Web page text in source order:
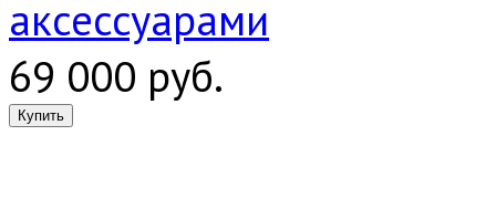
аксессуарами
69 000 руб.